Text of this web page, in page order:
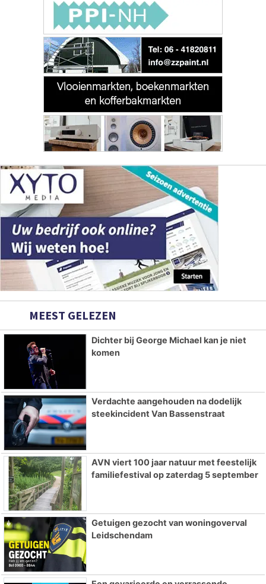
MEEST GELEZEN
Dichter bij George Michael kan je niet
komen
Verdachte aangehouden na dodelijk
steekincident Van Bassenstraat
AVN viert 100 jaar natuur met feestelijk
familiefestival op zaterdag 5 september
Getuigen gezocht van woningoverval
Leidschendam